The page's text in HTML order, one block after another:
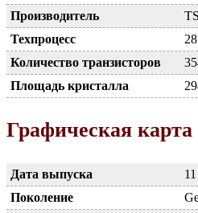
Производитель
Техпроцесс
Количество транзисторов
Площадь кристалла
Графическая карта
Дата выпуска
Поколение